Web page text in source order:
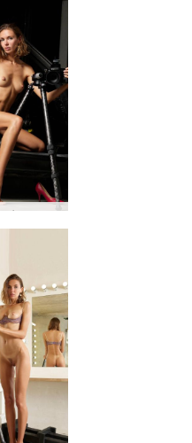
Alya araba pornosu